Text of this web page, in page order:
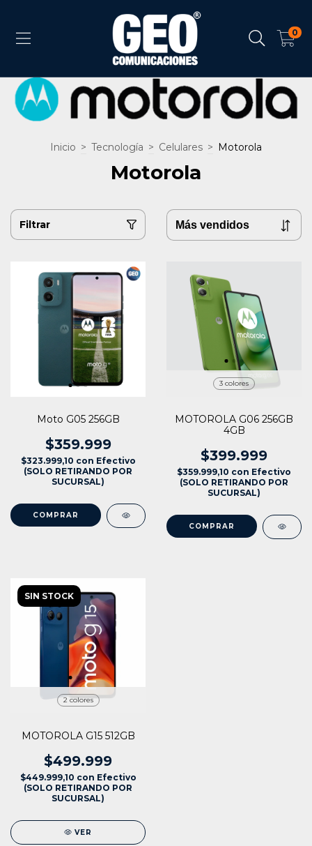
0
Inicio > Tecnología > Celulares > Motorola
Motorola
Filtrar
Moto G05 256GB
$359.999
$323.999,10 con Efectivo
(SOLO RETIRANDO POR
SUCURSAL)
3 colores
MOTOROLA G06 256GB
4GB
$399.999
$359.999,10 con Efectivo
(SOLO RETIRANDO POR
SUCURSAL)
COMPRAR
SIN STOCK
2 colores
MOTOROLA G15 512GB
$499.999
$449.999,10 con Efectivo
(SOLO RETIRANDO POR
SUCURSAL)
VER